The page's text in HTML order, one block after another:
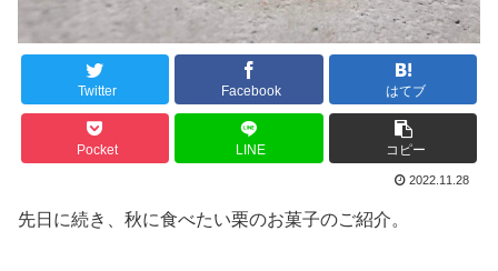
Twitter Facebook はてブ
Pocket LINE コピー
2022.11.28
先日に続き、秋に食べたい栗のお菓子のご紹介。